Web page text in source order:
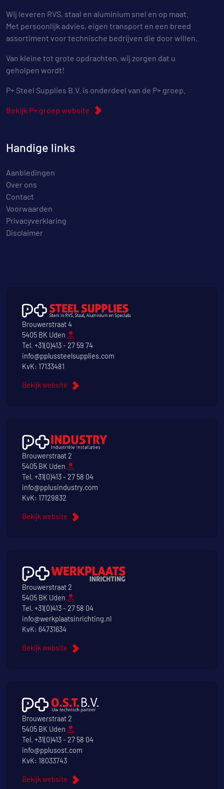
Wij leveren RVS, staal en aluminium snel en op maat.
Met persoonlijk advies, eigen transport en een breed
assortiment voor technische bedrijven die door willen.
Van kleine tot grote opdrachten, wij zorgen dat u
geholpen wordt!
P+ Steel Supplies B.V. is onderdeel van de P+ groep.
Bekijk P+ groep website
Handige links
Aanbiedingen
Over ons
Contact
Voorwaarden
Privacyverklaring
Disclaimer
Brouwerstraat 4
5405 BK Uden
Tel. +31(0)413 - 27 59 74
info@pplussteelsupplies.com
KvK: 17133481
Bekijk website
Brouwerstraat 2
5405 BK Uden
Tel. +31(0)413 - 27 58 04
info@pplusindustry.com
KvK: 17129832
Bekijk website
Brouwerstraat 2
5405 BK Uden
Tel. +31(0)413 - 27 58 04
info@werkplaatsinrichting.nl
KvK: 64731634
Bekijk website
Brouwerstraat 2
5405 BK Uden
Tel. +31(0)413 - 27 58 04
info@pplusost.com
KvK: 18033743
Bekijk website